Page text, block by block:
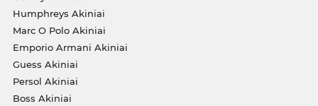
Humphreys Akiniai
Marc O Polo Akiniai
Emporio Armani Akiniai
Guess Akiniai
Persol Akiniai
Boss Akiniai